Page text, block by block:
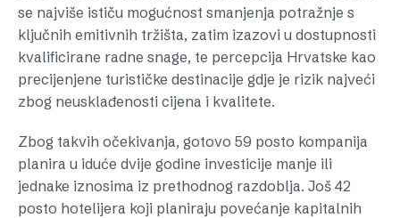
se najviše ističu mogućnost smanjenja potražnje s
ključnih emitivnih tržišta, zatim izazovi u dostupnosti
kvalificirane radne snage, te percepcija Hrvatske kao
precijenjene turističke destinacije gdje je rizik najveći
zbog neusklađenosti cijena i kvalitete.
Zbog takvih očekivanja, gotovo 59 posto kompanija
planira u iduće dvije godine investicije manje ili
jednake iznosima iz prethodnog razdoblja. Još 42
posto hotelijera koji planiraju povećanje kapitalnih